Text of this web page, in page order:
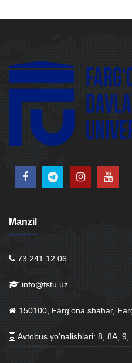
Manzil
73 241 12 06
info@fstu.uz
150100, Farg'ona shahar,
Avtobus yo'nalishlari: 8, 8A, 9,